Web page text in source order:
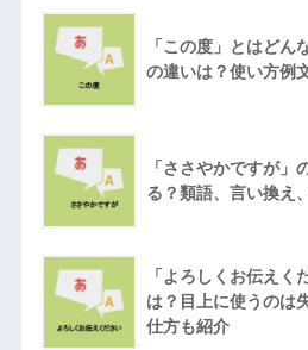
「この度」とはどん
の違いは？使い方例
「ささやかですが」
る？類語、言い換え
「よろしくお伝えく
は？目上に使うのは
仕方も紹介